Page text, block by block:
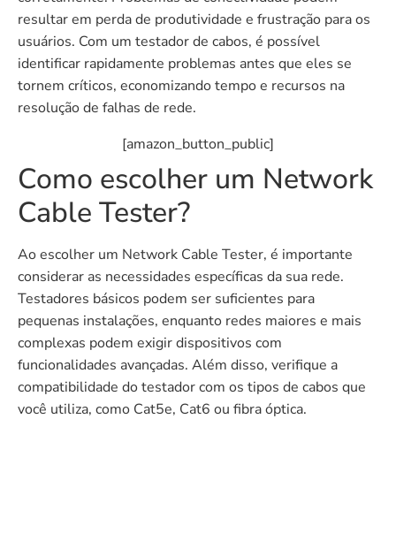
resultar em perda de produtividade e frustração para os
usuários. Com um testador de cabos, é possível
identificar rapidamente problemas antes que eles se
tornem críticos, economizando tempo e recursos na
resolução de falhas de rede.
[amazon_button_public]
Como escolher um Network
Cable Tester?
Ao escolher um Network Cable Tester, é importante
considerar as necessidades específicas da sua rede.
Testadores básicos podem ser suficientes para
pequenas instalações, enquanto redes maiores e mais
complexas podem exigir dispositivos com
funcionalidades avançadas. Além disso, verifique a
compatibilidade do testador com os tipos de cabos que
você utiliza, como Cat5e, Cat6 ou fibra óptica.